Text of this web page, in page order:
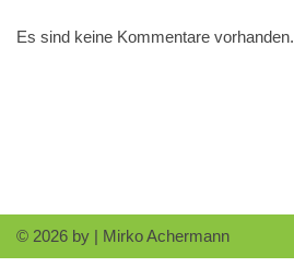
Es sind keine Kommentare vorhanden.
© 2026 by | Mirko Achermann